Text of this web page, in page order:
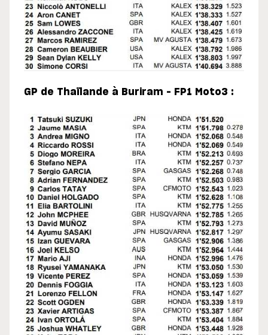
GP de Thaïlande à Buriram – FP1 Moto3 :